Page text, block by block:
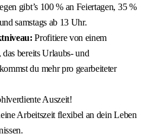
gibt’s 100 % an Feiertagen, 35 %
samstags ab 13 Uhr.
Profitiere von einem
bereits Urlaubs- und
du mehr pro gearbeiteter
Auszeit!
Arbeitszeit flexibel an dein Leben